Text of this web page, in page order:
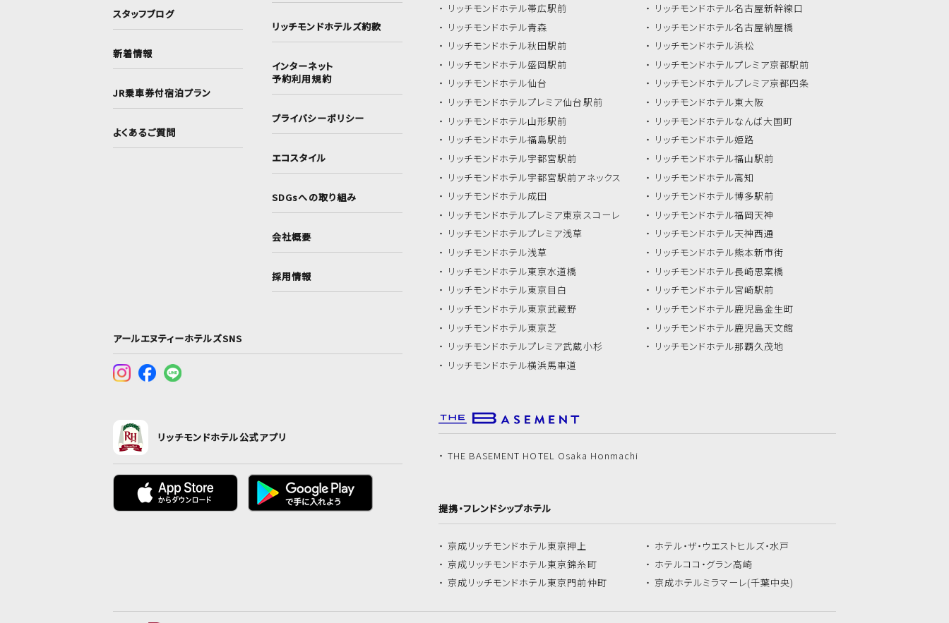
スタッフブログ
新着情報
JR乗車券付宿泊プラン
よくあるご質問
リッチモンドホテルズ約款
インターネット
予約利用規約
プライバシーポリシー
エコスタイル
SDGsへの取り組み
会社概要
採用情報
アールエヌティーホテルズSNS
リッチモンドホテル公式アプリ
リッチモンドホテル帯広駅前
リッチモンドホテル青森
リッチモンドホテル秋田駅前
リッチモンドホテル盛岡駅前
リッチモンドホテル仙台
リッチモンドホテルプレミア仙台駅前
リッチモンドホテル山形駅前
リッチモンドホテル福島駅前
リッチモンドホテル宇都宮駅前
リッチモンドホテル宇都宮駅前アネックス
リッチモンドホテル成田
リッチモンドホテルプレミア東京スコーレ
リッチモンドホテルプレミア浅草
リッチモンドホテル浅草
リッチモンドホテル東京水道橋
リッチモンドホテル東京目白
リッチモンドホテル東京武蔵野
リッチモンドホテル東京芝
リッチモンドホテルプレミア武蔵小杉
リッチモンドホテル横浜馬車道
リッチモンドホテル名古屋新幹線口
リッチモンドホテル名古屋納屋橋
リッチモンドホテル浜松
リッチモンドホテルプレミア京都駅前
リッチモンドホテルプレミア京都四条
リッチモンドホテル東大阪
リッチモンドホテルなんば大国町
リッチモンドホテル姫路
リッチモンドホテル福山駅前
リッチモンドホテル高知
リッチモンドホテル博多駅前
リッチモンドホテル福岡天神
リッチモンドホテル天神西通
リッチモンドホテル熊本新市街
リッチモンドホテル長崎思案橋
リッチモンドホテル宮崎駅前
リッチモンドホテル鹿児島金生町
リッチモンドホテル鹿児島天文館
リッチモンドホテル那覇久茂地
THE BASEMENT HOTEL Osaka Honmachi
提携・フレンドシップホテル
京成リッチモンドホテル東京押上 ホテル・ザ・ ウエストヒルズ・水戸
京成リッチモンドホテル東京錦糸町 ホテルココ・グラン高崎
京成リッチモンドホテル東京門前仲町 京成ホテルミラマーレ(千葉中央)